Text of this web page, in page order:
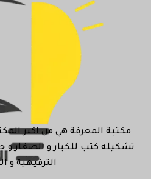
مكتبة المعرفة هي من اكبر
تشكيله كتب للكبار و الصغار و
الترفيهية و